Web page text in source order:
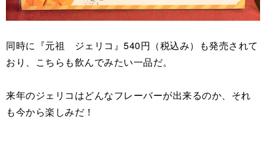
同時に『元祖 ジェリコ』540円（税込み）も発売されて
おり、こちらも飲んでみたい一品だ。
来年のジェリコはどんなフレーバーが出来るのか、それ
も今から楽しみだ！